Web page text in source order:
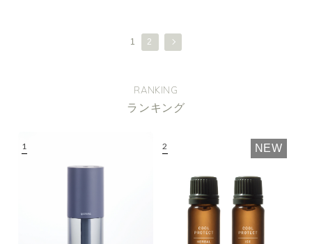
1 2
RANKING
ランキング
NEW